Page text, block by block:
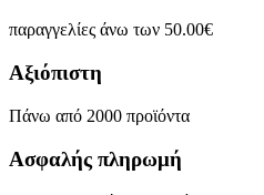
παραγγελίες άνω των 50.00€
Αξιόπιστη
Πάνω από 2000 προϊόντα
Ασφαλής πληρωμή